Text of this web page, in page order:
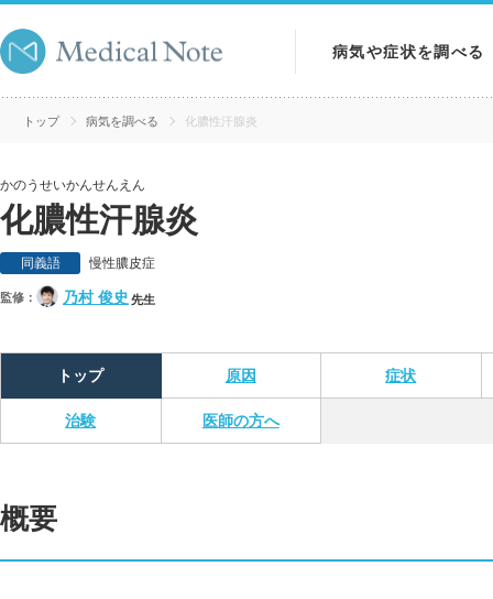
病気や症状を調べる
病気を調べる
トップ 病気を調べる 化膿性汗腺炎
かのうせいかんせんえん
化膿性汗腺炎
同義語 慢性膿皮症
監修： 乃村 俊史 先生
トップ 原因 症状
治験 医師の方へ
概要